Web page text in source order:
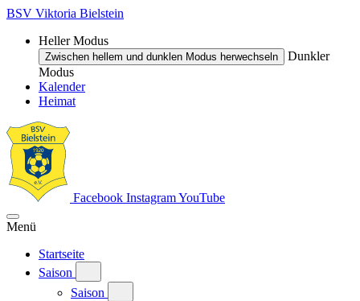
BSV Viktoria Bielstein
Heller Modus
Zwischen hellem und dunklen Modus herwechseln
Dunkler
Modus
Kalender
Heimat
Facebook InstagramYouTube
Menü
Startseite
Saison
Saison